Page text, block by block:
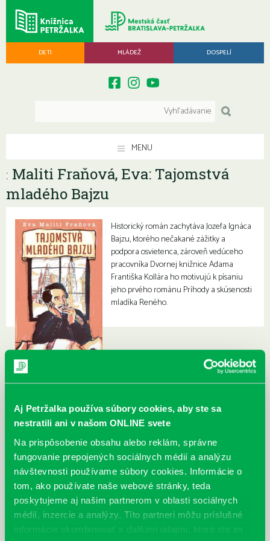
Aj Petržalka používa súbory cookies, aby ste sa
nestratili ani v našom ONLINE svete
Na prispôsobenie obsahu alebo reklám, správne
fungovanie prepojených sociálnych médií a analýzu
návštevnosti používame súbory cookies. Informácie o
tom, ako používate naše webové stránky, teda
poskytujeme aj našim partnerom v oblasti sociálnych
médií, inzercie a analýzy. Títo partneri môžu príslušné
informácie skombinovať s ďalšími údajmi, ktoré ste im
DETI MLÁDEŽ DOSPELÍ
MENU
: Maliti Fraňová, Eva: Tajomstvá
mladého Bajzu
Historický román zachytáva Jozefa Ignáca
Bajzu, ktorého nečakané zážitky a
podpora osvietenca, zároveň vedúceho
pracovníka Dvornej knižnice Adama
Františka Kollára ho motivujú k písaniu
jeho prvého románu Príhody a skúsenosti
mladíka Reného.